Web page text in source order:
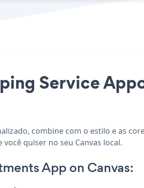
Service
combine com o estilo e as
quiser no seu Canvas local.
App on Canvas: